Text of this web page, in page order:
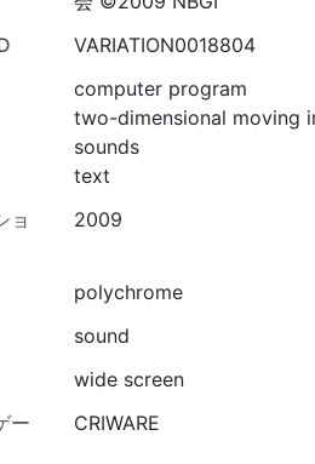
VARIATION0018804
computer program
two-dimensional moving
sounds
text
ョ
2009
polychrome
sound
wide screen
ー
CRIWARE